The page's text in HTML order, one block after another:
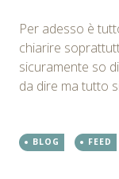
Per adesso è
chiarire
sicuramente so
da dire ma tutto
BLOG FEED